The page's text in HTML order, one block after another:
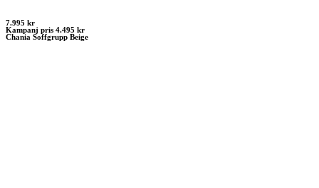
7.995 kr
Kampanj pris 4.495 kr
Chania Soffgrupp Beige